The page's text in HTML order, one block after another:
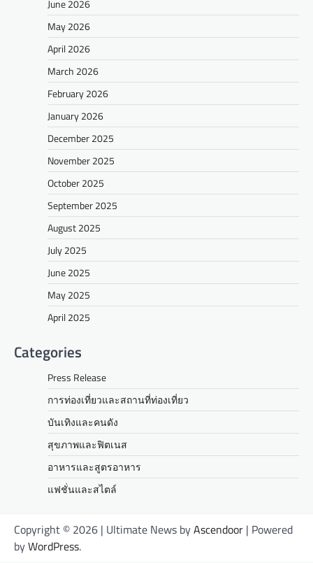
June 2026
May 2026
April 2026
March 2026
February 2026
January 2026
December 2025
November 2025
October 2025
September 2025
August 2025
July 2025
June 2025
May 2025
April 2025
Categories
Press Release
การท่องเที่ยวและสถานที่ท่องเที่ยว
บันเทิงและคนดัง
สุขภาพและฟิตเนส
อาหารและสูตรอาหาร
แฟชั่นและสไตล์
Copyright © 2026 | Ultimate News byAscendoor | Powered
byWordPress.